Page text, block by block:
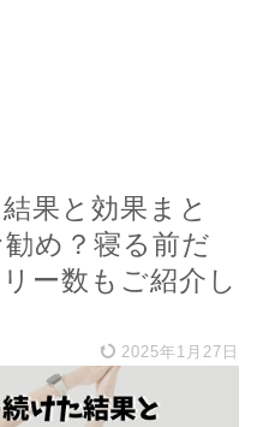
果と効果まと
め？寝る前だ
ー数もご紹介し
2025年1月27日